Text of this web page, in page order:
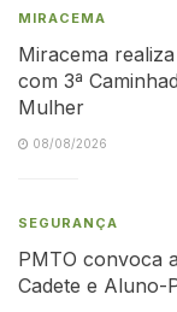
MIRACEMA
Miracema
com 3ª
Mulher
08/08/2026
SEGURANÇA
PMTO convoca
Cadete e Aluno-